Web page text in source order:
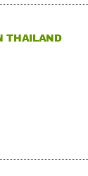
THAILAND